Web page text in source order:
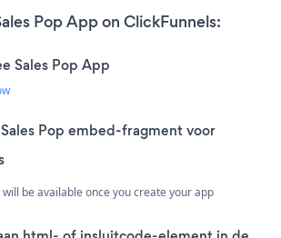
Pop App on ClickFunnels:
Sales Pop App
Pop embed-fragment voor
will be available once you create your app